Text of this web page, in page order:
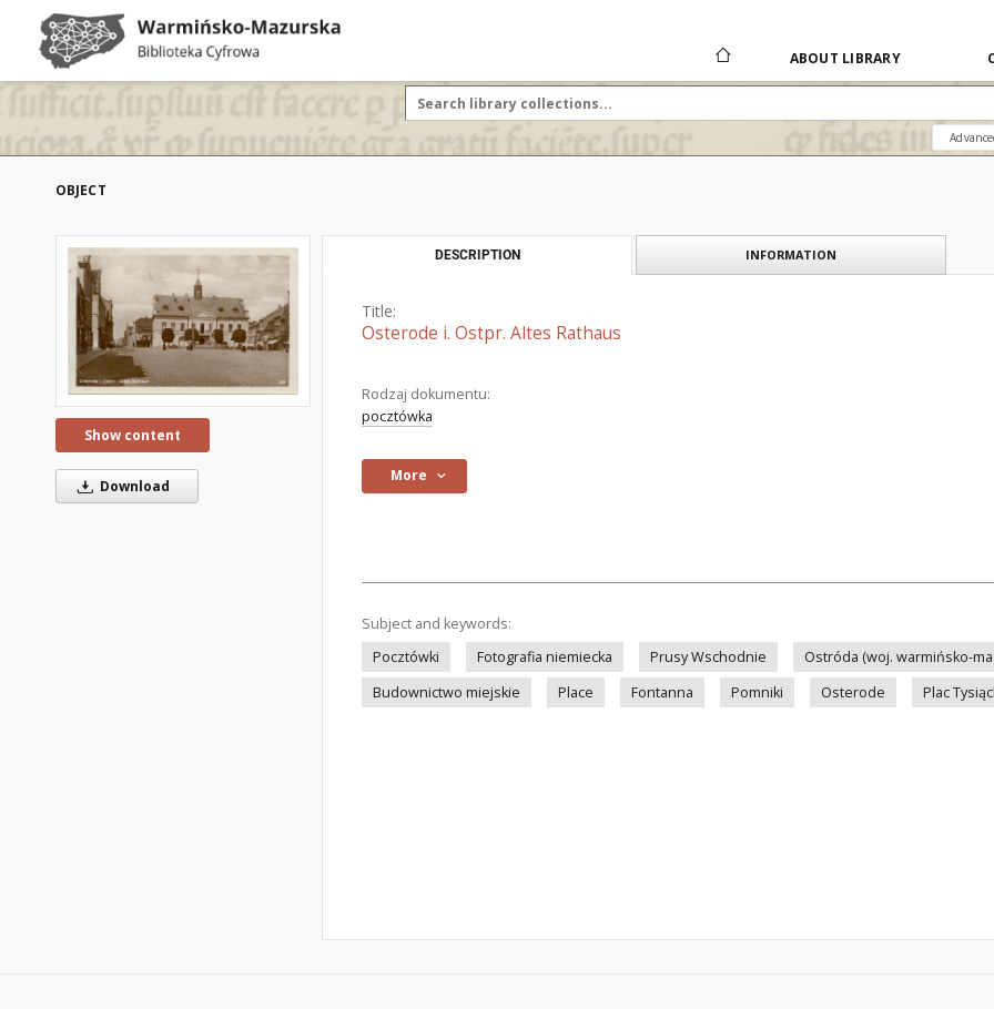
ABOUT LIBRARY
OBJECT
Show content
Download
DESCRIPTION INFORMATION
Title:
Osterode i. Ostpr. Altes Rathaus
Rodzaj dokumentu:
pocztówka
More
Subject and keywords:
Pocztówki
Fotografia niemiecka Prusy Wschodnie Ostróda (woj. warmińsko-
Budownictwo miejskie
Place Fontanna Pomniki Osterode Plac